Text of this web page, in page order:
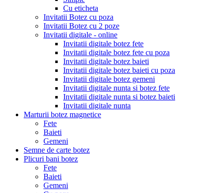
Cu eticheta
Invitatii Botez cu poza
Invitatii Botez cu 2 poze
Invitatii digitale - online
Invitatii digitale botez fete
Invitatii digitale botez fete cu poza
Invitatii digitale botez baieti
Invitatii digitale botez baieti cu poza
Invitatii digitale botez gemeni
Invitatii digitale nunta si botez fete
Invitatii digitale nunta si botez baieti
Invitatii digitale nunta
Marturii botez magnetice
Fete
Baieti
Gemeni
Semne de carte botez
Plicuri bani botez
Fete
Baieti
Gemeni